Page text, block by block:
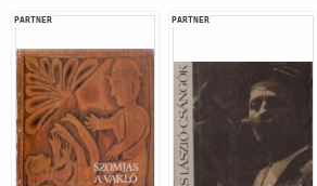
PARTNER PARTNER